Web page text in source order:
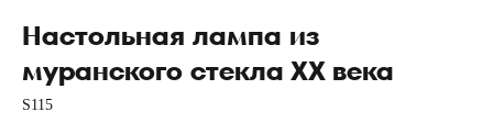
Настольная лампа из
муранского стекла ХХ века
S115